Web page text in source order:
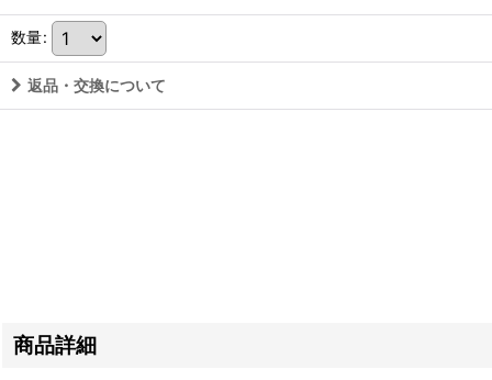
数量:
返品・交換について
商品詳細